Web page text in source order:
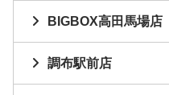
BIGBOX高田馬場店
調布駅前店